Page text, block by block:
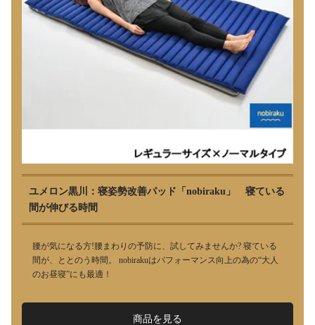
ユメロン黒川：寝姿勢改善パッド「nobiraku」 寝ている
間が伸びる時間
腰が気になる方!腰まわりの予防に、試してみませんか? 寝ている
間が、ととのう時間。 nobirakuはパフォーマンス向上の為の“大人
のお昼寝”にも最適！
商品を見る